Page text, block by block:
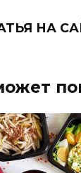
НА